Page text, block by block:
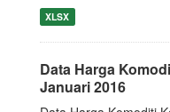
XLSX
Data Harga
Januari 2016